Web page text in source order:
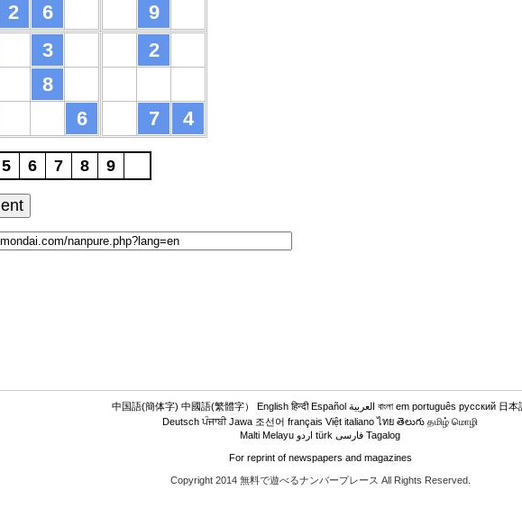
2
6
9
3
8
6
2
7 4
5 6 7 8 9
中国語(簡体字) 中國語(繁體字） English हिन्दीEspañol বাংলা em português русский 日本
Deutsch ਪੰਜਾਬੀJawa 조선어 français Việt italianoไทย తెలుగు தமிழ் மொழி
Malti Melayu türk Tagalog
For reprint of newspapers and magazines
Copyright 2014 無料で遊べるナンバープレース All Rights Reserved.